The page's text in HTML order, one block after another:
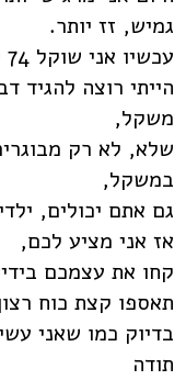
גמיש, זז יותר.
עכשיו אני שוקל 74 ק"ג וגבהתי ב-3 ס"מ.
הייתי רוצה להגיד
משקל,
שלא, לא רק
במשקל,
גם אתם יכולים,
אז אני מציע לכם,
קחו את עצמכם
תאספו קצת כוח
בדיוק כמו שאני
תודה